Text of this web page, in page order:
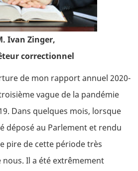
Ivan Zinger,
correctionnel
de mon rapport annuel 2020-
vague de la pandémie
Dans quelques mois, lorsque
déposé au Parlement et rendu
pire de cette période très
Il a été extrêmement